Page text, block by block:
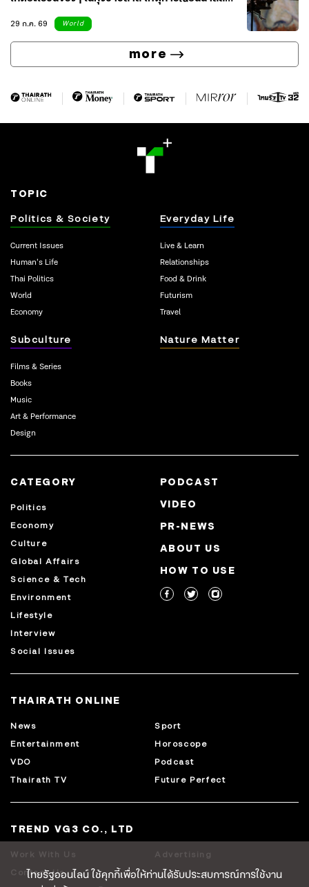
ของศิลปินผู้น่าเศร้า
29 ก.ค. 69 World
more
ไทยรัฐออนไลน์ ใช้คุกกี้เพื่อให้ท่านได้รับประสบการณ์การใช้งาน
TOPIC
Politics & Society
Current Issues
Human’s Life
Thai Politics
World
Economy
Everyday Life
Live & Learn
Relationships
Food & Drink
Futurism
Travel
Subculture
Films & Series
Books
Music
Art & Performance
Design
Nature Matter
CATEGORY
Politics
Economy
Culture
Global Affairs
Science & Tech
Environment
Lifestyle
Interview
Social Issues
PODCAST
VIDEO
PR-NEWS
ABOUT US
HOW TO USE
THAIRATH ONLINE
News
Sport
Entertainment
Horoscope
VDO
Podcast
Thairath TV
Future Perfect
TREND VG3 CO., LTD
Work With Us
Advertising
Contact Us